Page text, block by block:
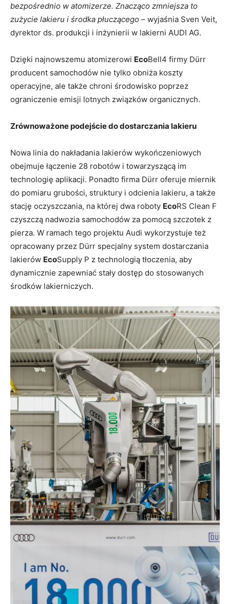
bezpośrednio w atomizerze. Znacząco zmniejsza to
zużycie lakieru i środka płuczącego – wyjaśnia Sven Veit,
dyrektor ds. produkcji i inżynierii w lakierni AUDI AG.
Dzięki najnowszemu atomizerowi EcoBell4 firmy Dürr
producent samochodów nie tylko obniża koszty
operacyjne, ale także chroni środowisko poprzez
ograniczenie emisji lotnych związków organicznych.
Zrównoważone podejście do dostarczania lakieru
Nowa linia do nakładania lakierów wykończeniowych
obejmuje łączenie 28 robotów i towarzyszącą im
technologię aplikacji. Ponadto firma Dürr oferuje miernik
do pomiaru grubości, struktury i odcienia lakieru, a także
stację oczyszczania, na której dwa roboty EcoRS Clean F
czyszczą nadwozia samochodów za pomocą szczotek z
pierza. W ramach tego projektu Audi wykorzystuje też
opracowany przez Dürr specjalny system dostarczania
lakierów EcoSupply P z technologią tłoczenia, aby
dynamicznie zapewniać stały dostęp do stosowanych
środków lakierniczych.